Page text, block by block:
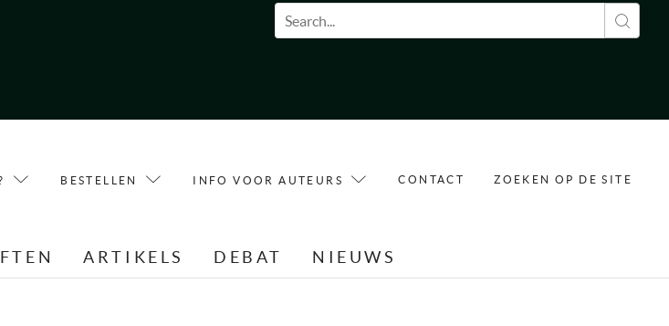
Zoekveld
BESTELLEN INFO VOOR AUTEURS CONTACT ZOEKEN OP DE SITE
ARTIKELS DEBAT NIEUWS